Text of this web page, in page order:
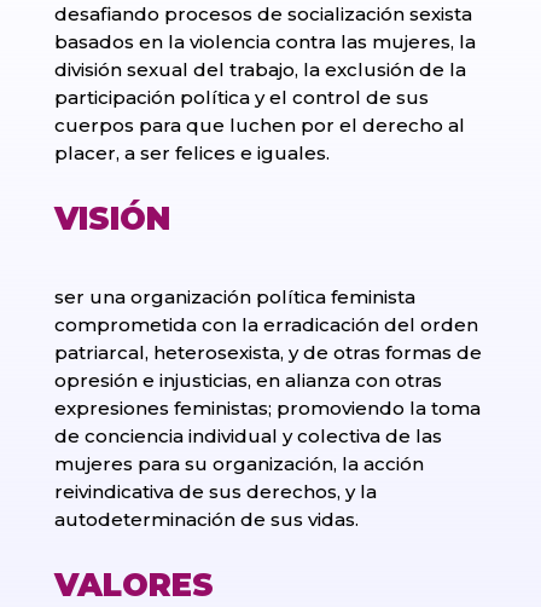
desafiando procesos de socialización sexista
basados en la violencia contra las mujeres, la
división sexual del trabajo, la exclusión de la
participación política y el control de sus
cuerpos para que luchen por el derecho al
placer, a ser felices e iguales.
VISIÓN
ser una organización política feminista
comprometida con la erradicación del orden
patriarcal, heterosexista, y de otras formas de
opresión e injusticias, en alianza con otras
expresiones feministas; promoviendo la toma
de conciencia individual y colectiva de las
mujeres para su organización, la acción
reivindicativa de sus derechos, y la
autodeterminación de sus vidas.
VALORES